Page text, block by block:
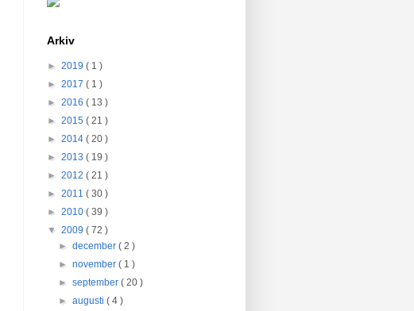
Arkiv
► 2019 ( 1 )
► 2017 ( 1 )
► 2016 ( 13 )
► 2015 ( 21 )
► 2014 ( 20 )
► 2013 ( 19 )
► 2012 ( 21 )
► 2011 ( 30 )
► 2010 ( 39 )
▼ 2009 ( 72 )
►december( 2 )
►november( 1 )
►september( 20 )
►augusti( 4 )